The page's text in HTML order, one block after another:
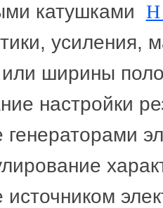
катушками H
усиления,
ширины
настройки
генераторами
источником